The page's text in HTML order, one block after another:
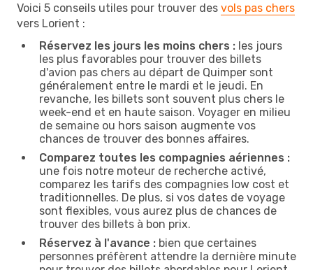
Voici 5 conseils utiles pour trouver des vols pas chers
vers Lorient :
Réservez les jours les moins chers : les jours
les plus favorables pour trouver des billets
d'avion pas chers au départ de Quimper sont
généralement entre le mardi et le jeudi. En
revanche, les billets sont souvent plus chers le
week-end et en haute saison. Voyager en milieu
de semaine ou hors saison augmente vos
chances de trouver des bonnes affaires.
Comparez toutes les compagnies aériennes :
une fois notre moteur de recherche activé,
comparez les tarifs des compagnies low cost et
traditionnelles. De plus, si vos dates de voyage
sont flexibles, vous aurez plus de chances de
trouver des billets à bon prix.
Réservez à l'avance : bien que certaines
personnes préfèrent attendre la dernière minute